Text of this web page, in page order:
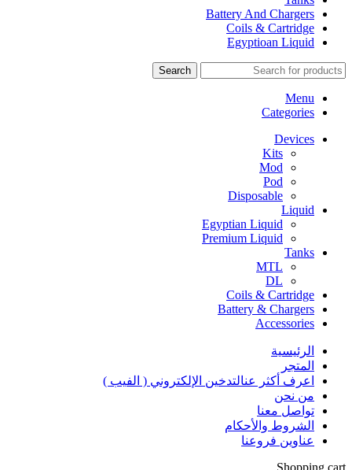
Battery And Chargers
Coils & Cartridge
Egyptioan Liquid
Search
Menu
Categories
Devices
Kits
Mod
Pod
Disposable
Liquid
Egyptian Liquid
Premium Liquid
Tanks
MTL
DL
Coils & Cartridge
Battery & Chargers
Accessories
الرئيسية
المتجر
اعرف أكثر عنالتدخين الإلكتروني ( الفيب )
من نحن
تواصل معنا
الشروط والأحكام
عناوين فروعنا
Shopping cart